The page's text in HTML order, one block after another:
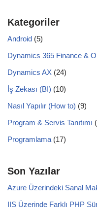
Kategoriler
Android (5)
Dynamics 365 Finance &
Dynamics AX (24)
İş Zekası (BI) (10)
Nasıl Yapılır (How to) (9)
Program & Servis Tanıtımı
Programlama (17)
Son Yazılar
Azure Üzerindeki Sanal
IIS Üzerinde Farklı PHP